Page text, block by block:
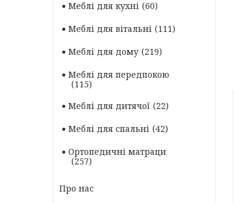
Меблі для кухні 60
Меблі для вітальні
111
Меблі для дому 219
Меблі для передпокою
115
Меблі для дитячої
22
Меблі для спальні 42
Ортопедичні матраци
257
Про нас